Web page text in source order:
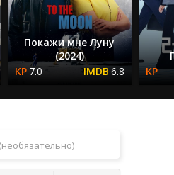
Покажи мне Луну
(2024)
7.0
6.8